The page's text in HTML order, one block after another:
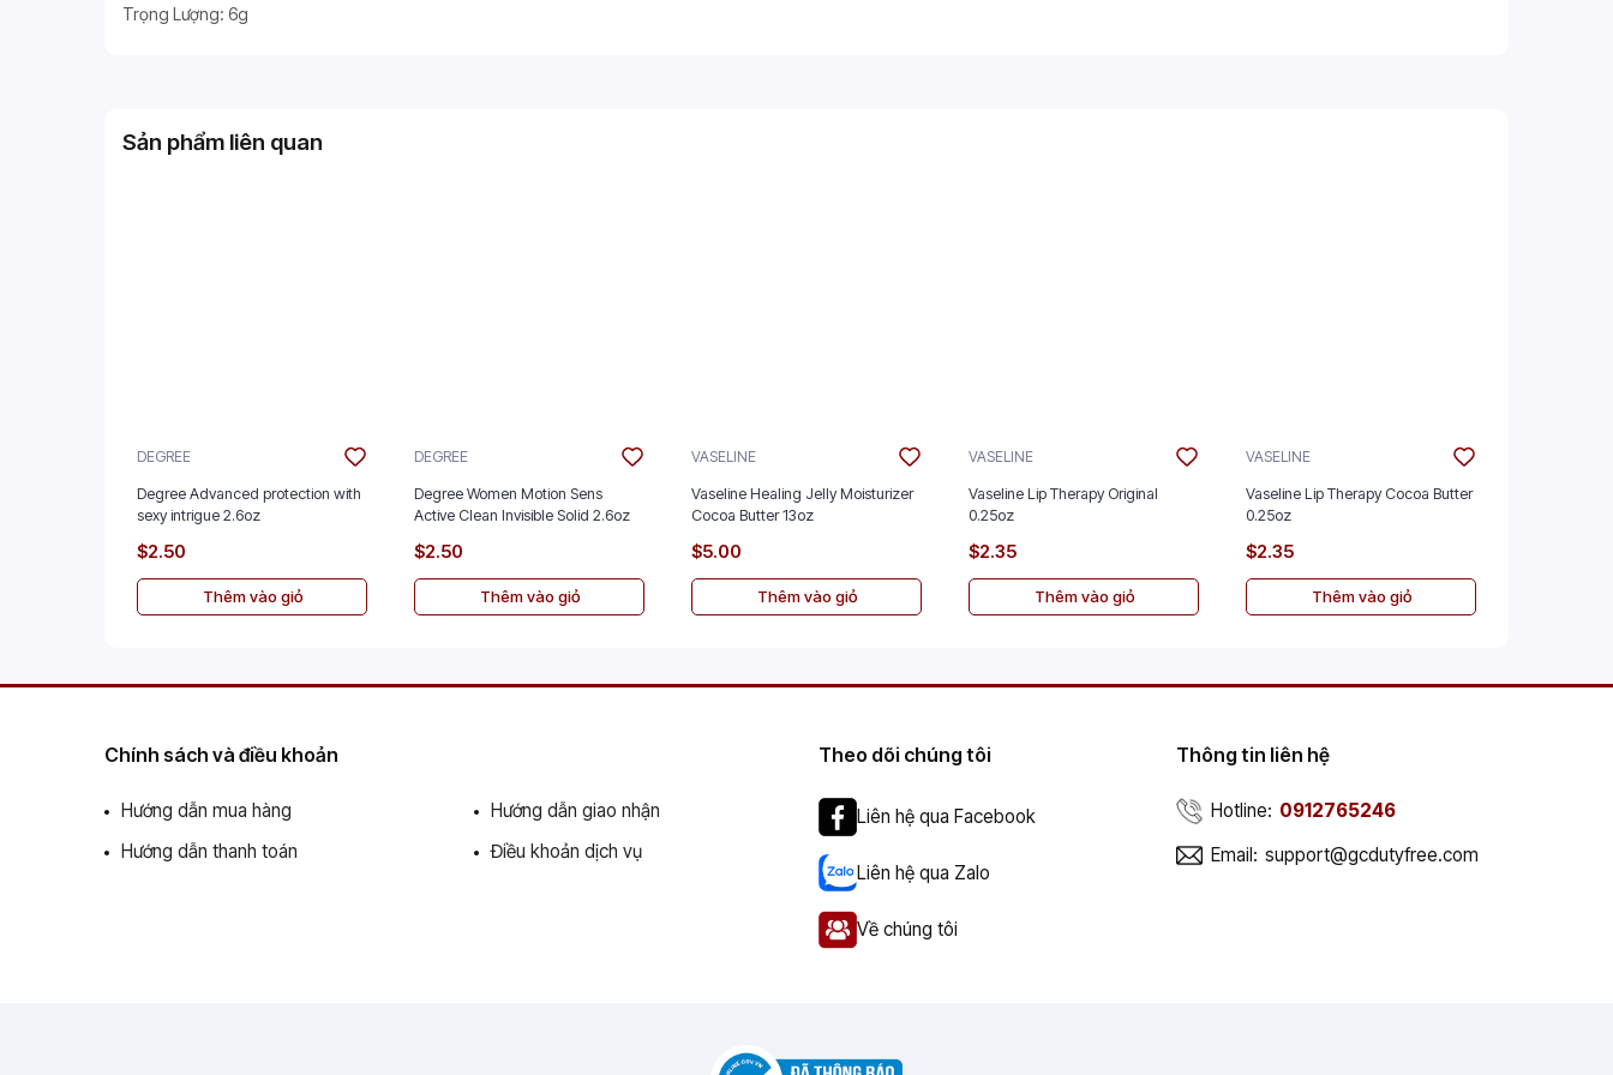
Trọng Lượng: 6g
Sản phẩm liên quan
DEGREE
Degree Advanced protection with
sexy intrigue 2.6oz
$2.50
Thêm vào giỏ
DEGREE
Degree Women Motion Sens
Active Clean Invisible Solid 2.6oz
$2.50
Thêm vào giỏ
VASELINE
Vaseline Healing Jelly Moisturizer
Cocoa Butter 13oz
$5.00
Thêm vào giỏ
VASELINE
Vaseline Lip Therapy Original
0.25oz
$2.35
Thêm vào giỏ
VASELINE
Vaseline Lip Therapy Cocoa Butter
0.25oz
$2.35
Thêm vào giỏ
Chính sách và điều khoản
Hướng dẫn mua hàng
Hướng dẫn thanh toán
Hướng dẫn giao nhận
Điều khoản dịch vụ
Theo dõi chúng tôi
Liên hệ qua Facebook
Liên hệ qua Zalo
Về chúng tôi
Thông tin liên hệ
Hotline: 0912765246
Email: support@gcdutyfree.com